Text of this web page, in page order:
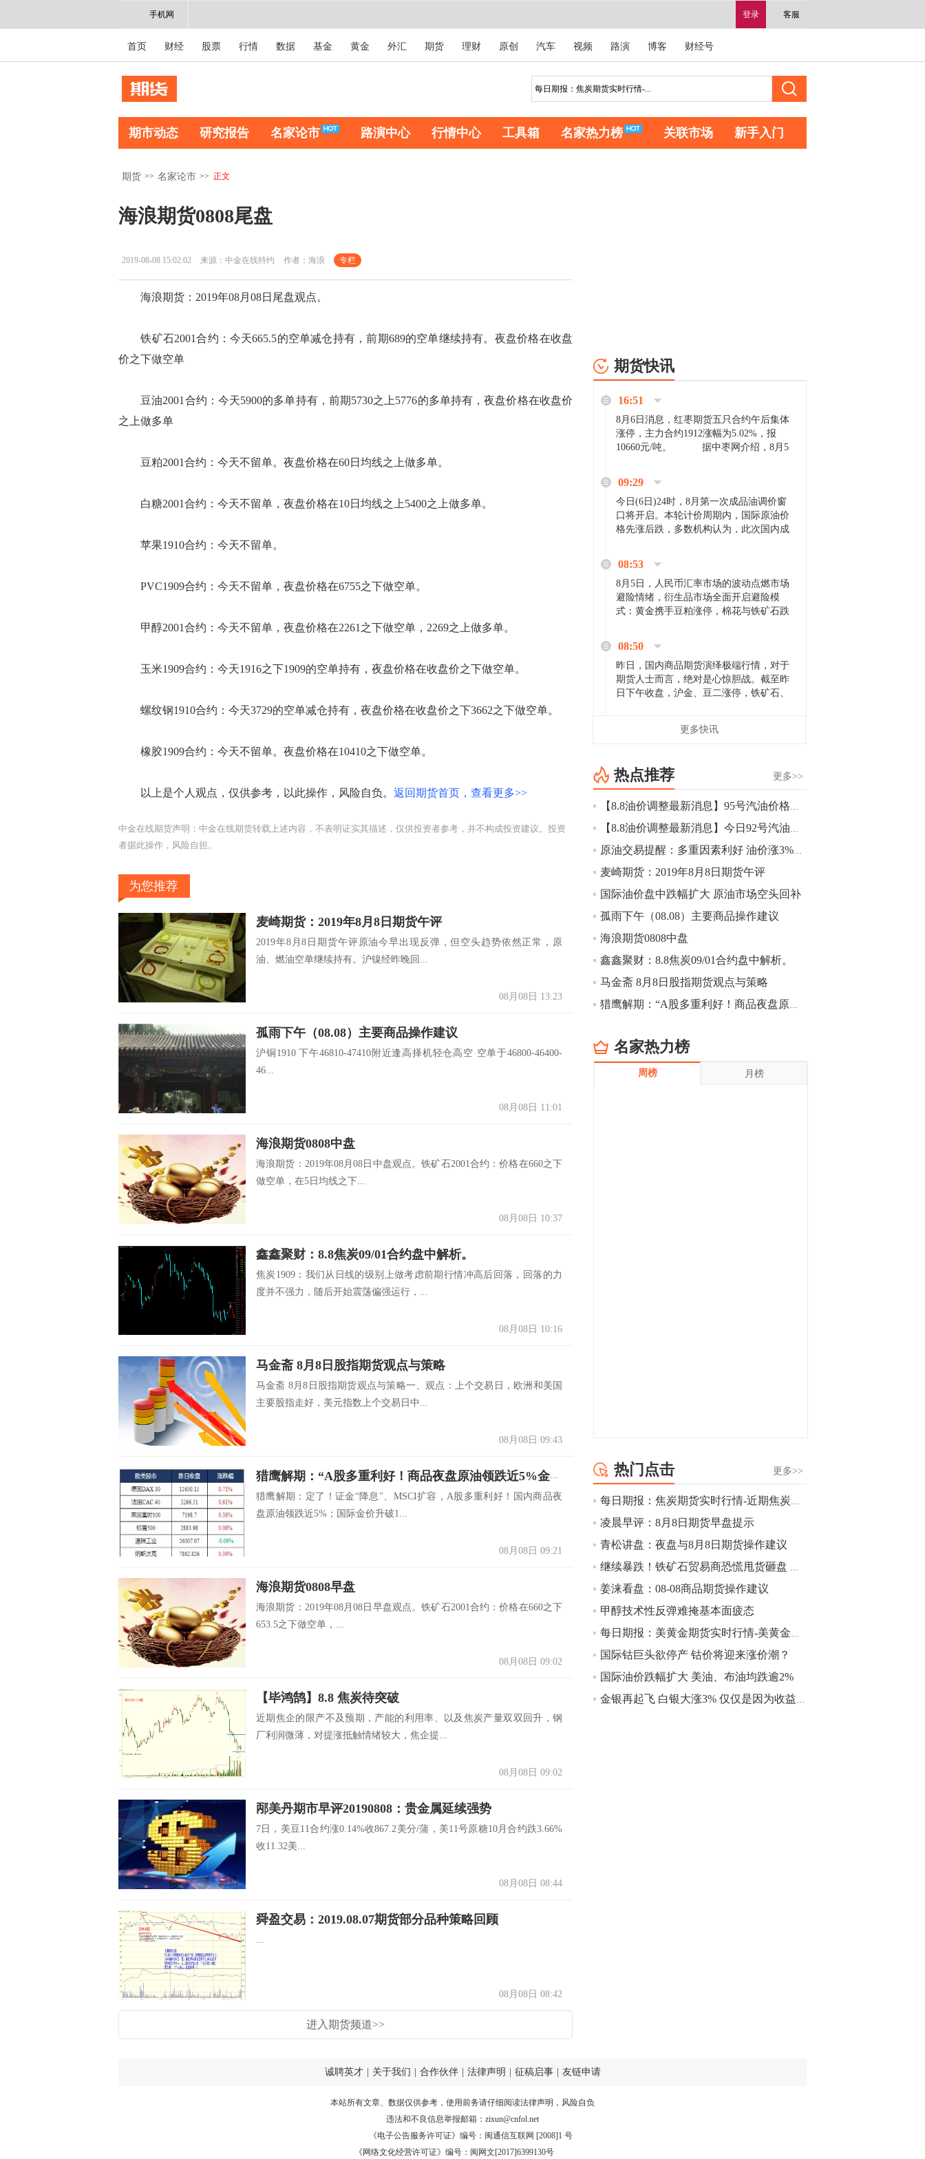
登录 客服
手机网
首页 财经 股票 行情 数据 基金 黄金 外汇 期货 理财 原创 汽车 视频 路演 博客 财经号
期市动态 研究报告 名家论市 路演中心 行情中心 工具箱 名家热力榜 关联市场 新手入门
期货 >> 名家论市 >> 正文
海浪期货0808尾盘
2019-08-08 15:02:02 来源：中金在线特约 作者：海浪 专栏
海浪期货：2019年08月08日尾盘观点。
铁矿石2001合约：今天665.5的空单减仓持有，前期689的空单继续持有。夜盘价格在收盘
价之下做空单
豆油2001合约：今天5900的多单持有，前期5730之上5776的多单持有，夜盘价格在收盘价
之上做多单
豆粕2001合约：今天不留单。夜盘价格在60日均线之上做多单。
白糖2001合约：今天不留单，夜盘价格在10日均线之上5400之上做多单。
苹果1910合约：今天不留单。
PVC1909合约：今天不留单，夜盘价格在6755之下做空单。
甲醇2001合约：今天不留单，夜盘价格在2261之下做空单，2269之上做多单。
玉米1909合约：今天1916之下1909的空单持有，夜盘价格在收盘价之下做空单。
螺纹钢1910合约：今天3729的空单减仓持有，夜盘价格在收盘价之下3662之下做空单。
橡胶1909合约：今天不留单。夜盘价格在10410之下做空单。
以上是个人观点，仅供参考，以此操作，风险自负。 返回期货首页，查看更多>>
中金在线期货声明：中金在线期货转载上述内容，不表明证实其描述，仅供投资者参考，并不构成投资建议。投资
者据此操作，风险自担。
为您推荐
麦崎期货：2019年8月8日期货午评
2019年8月8日期货午评原油今早出现反弹，但空头趋势依然正常，原
油、燃油空单继续持有。沪镍经昨晚回...
08月08日 13:23
孤雨下午（08.08）主要商品操作建议
沪铜1910 下午46810-47410附近逢高择机轻仓高空 空单于46800-46400-
46...
08月08日 11:01
海浪期货0808中盘
海浪期货：2019年08月08日中盘观点。铁矿石2001合约：价格在660之下
做空单，在5日均线之下...
08月08日 10:37
鑫鑫聚财：8.8焦炭09/01合约盘中解析。
焦炭1909：我们从日线的级别上做考虑前期行情冲高后回落，回落的力
度并不强力，随后开始震荡偏强运行，...
08月08日 10:16
马金斋 8月8日股指期货观点与策略
马金斋 8月8日股指期货观点与策略一、观点：上个交易日，欧洲和美国
主要股指走好，美元指数上个交易日中...
08月08日 09:43
猎鹰解期：“A股多重利好！商品夜盘原油领跌近5%金价升破1500
猎鹰解期：定了！证金“降息"、MSCI扩容，A股多重利好！国内商品夜
盘原油领跌近5%；国际金价升破1...
08月08日 09:21
海浪期货0808早盘
海浪期货：2019年08月08日早盘观点。铁矿石2001合约：价格在660之下
653.5之下做空单，...
08月08日 09:02
【毕鸿鹄】8.8 焦炭待突破
近期焦企的限产不及预期，产能的利用率、以及焦炭产量双双回升，钢
厂利润微薄，对提涨抵触情绪较大，焦企提...
08月08日 09:02
邴美丹期市早评20190808：贵金属延续强势
7日，美豆11合约涨0.14%收867.2美分/蒲，美11号原糖10月合约跌3.66%
收11.32美...
08月08日 08:44
舜盈交易：2019.08.07期货部分品种策略回顾
...
08月08日 08:42
进入期货频道>>
期货快讯
16:51
8月6日消息，红枣期货五只合约午后集体
涨停，主力合约1912涨幅为5.02%，报
10660元/吨。 据中枣网介绍，8月5
家好货依旧惜售挺...
09:29
今日(6日)24时，8月第一次成品油调价窗
口将开启。本轮计价周期内，国际原油价
格先涨后跌，多数机构认为，此次国内成
08:53
8月5日，人民币汇率市场的波动点燃市场
避险情绪，衍生品市场全面开启避险模
式：黄金携手豆粕涨停，棉花与铁矿石跌
场来看，汇率波动...
08:50
昨日，国内商品期货演绎极端行情，对于
期货人士而言，绝对是心惊胆战。截至昨
日下午收盘，沪金、豆二涨停，铁矿石、
[imgnobrwh] src=...
跌幅达6%，报689.5元/吨，刷新近两个月
低位。
14:20
方正有色研究团队：高度重视贵金属的阶
段性机会。自年初以来沪金上涨16.93%，
立涨势，白银将开启补涨，且涨幅超过黄
金，金银比有望高位回归。
13:55
豆二期货主力合约涨停，涨幅达3.98%，报
CBOT大豆期货市场上涨，11月期约收高
影响，夜盘连粕高位窄幅震荡，建议短线
操作为主。 ...
13:54
8月5日消息，内外盘贵金属强劲走升，沪
金主力合约涨停，涨幅3.99%，报334.00
幅扩大至4.4%。
10:43
【行情】芝加哥11月大豆期货跌0.4%，12
月玉米期货跌1%。
10:43
【行情】油脂油料期货表现抢眼，豆二期
2.5%，棕榈油涨近2%，菜粕涨1.54%。
10:17
【研报精选】国内期货机构对8月5日的原
油期货走势预测
更多快讯
更多>>
热点推荐
【8.8油价调整最新消息】95号汽油价格多少钱一升？今日国内油价查询
【8.8油价调整最新消息】今日92号汽油价格多少钱一升？
原油交易提醒：多重因素利好 油价涨3%收复大半失地
麦崎期货：2019年8月8日期货午评
国际油价盘中跌幅扩大 原油市场空头回补
孤雨下午（08.08）主要商品操作建议
海浪期货0808中盘
鑫鑫聚财：8.8焦炭09/01合约盘中解析。
马金斋 8月8日股指期货观点与策略
猎鹰解期：“A股多重利好！商品夜盘原油领跌近5%金价升破1500
名家热力榜
周榜 月榜
更多>>
热门点击
每日期报：焦炭期货实时行情-近期焦炭急转之下意欲何为？
凌晨早评：8月8日期货早盘提示
青松讲盘：夜盘与8月8日期货操作建议
继续暴跌！铁矿石贸易商恐慌甩货砸盘 高位多头还撑得住吗？
姜涞看盘：08-08商品期货操作建议
甲醇技术性反弹难掩基本面疲态
每日期报：美黄金期货实时行情-美黄金多头上涨 迎来“春天”
国际钴巨头欲停产 钴价将迎来涨价潮？
国际油价跌幅扩大 美油、布油均跌逾2%
金银再起飞 白银大涨3% 仅仅是因为收益率曲线即将倒挂？
诚聘英才 关于我们 合作伙伴 法律声明 征稿启事 友链申请
本站所有文章、数据仅供参考，使用前务请仔细阅读法律声明 ，风险自负
违法和不良信息举报邮箱： zixun@cnfol.net
《电子公告服务许可证》编号：闽通信互联网 [2008]1 号
《网络文化经营许可证》编号：闽网文[2017]6399130号